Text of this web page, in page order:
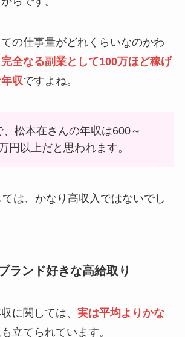
の仕事量がどれくらいなのかわ
完全なる副業として100万ほど稼げ
収ですよね。
、松本在さんの年収は600～
円以上だと思われます。
は、かなり高収入ではないでし
ランド好きな高給取り
に関しては、 実は平均よりかな
立てられています。